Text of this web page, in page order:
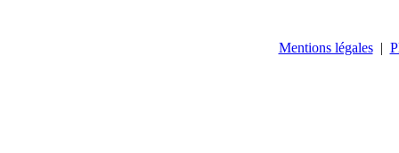
Mentions légales |